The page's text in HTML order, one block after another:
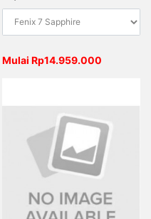
Mulai Rp14.959.000